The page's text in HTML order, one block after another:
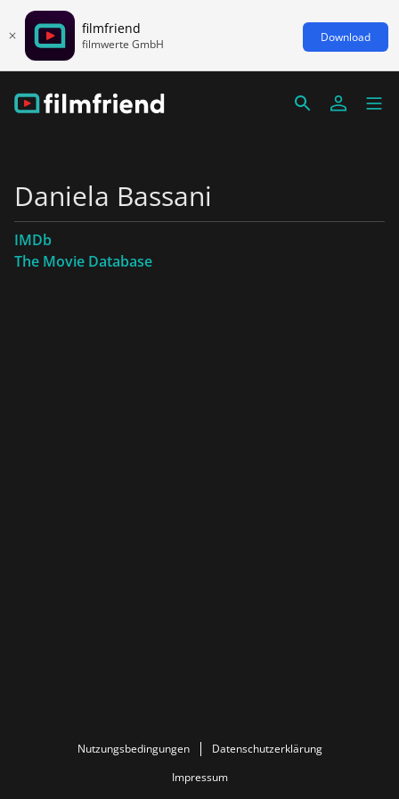
filmfriend
filmwerte GmbH Download
Daniela Bassani
IMDb
The Movie Database
Nutzungsbedingungen
Datenschutzerklärung
Impressum